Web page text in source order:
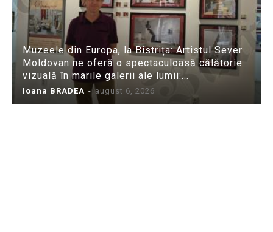
Muzeele din Europa, la Bistrița: Artistul Sever
Moldovan ne oferă o spectaculoasă călătorie
vizuală în marile galerii ale lumii:...
Ioana BRADEA - august 6, 2026